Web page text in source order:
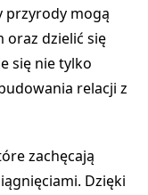
przyrody mogą
oraz dzielić się
się nie tylko
relacji z
zachęcają
Dzięki